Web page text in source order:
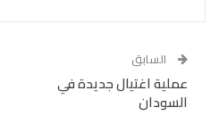
السابق
عملية اغتيال جديدة في
السودان